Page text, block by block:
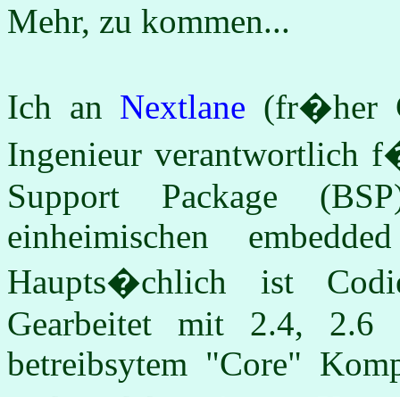
Mehr, zu kommen...
Ich an Nextlane (fr�her
Ingenieur verantwortlich
Support Package
einheimischen
Haupts�chlich ist
Gearbeitet mit 2.4, 2.6
betreibsytem "Core"